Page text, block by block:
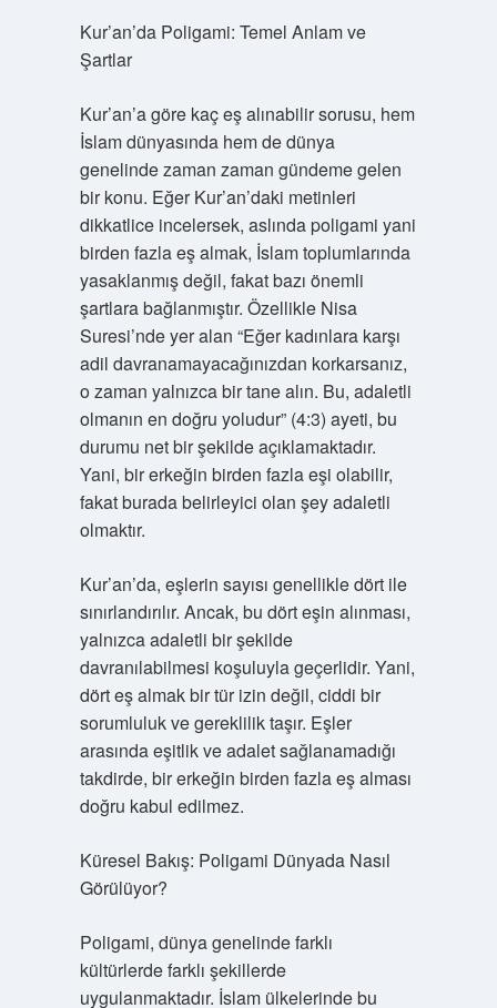
Kur’an’da Poligami: Temel Anlam ve
Şartlar
Kur’an’a göre kaç eş alınabilir sorusu, hem
İslam dünyasında hem de dünya
genelinde zaman zaman gündeme gelen
bir konu. Eğer Kur’an’daki metinleri
dikkatlice incelersek, aslında poligami yani
birden fazla eş almak, İslam toplumlarında
yasaklanmış değil, fakat bazı önemli
şartlara bağlanmıştır. Özellikle Nisa
Suresi’nde yer alan “Eğer kadınlara karşı
adil davranamayacağınızdan korkarsanız,
o zaman yalnızca bir tane alın. Bu, adaletli
olmanın en doğru yoludur” (4:3) ayeti, bu
durumu net bir şekilde açıklamaktadır.
Yani, bir erkeğin birden fazla eşi olabilir,
fakat burada belirleyici olan şey adaletli
olmaktır.
Kur’an’da, eşlerin sayısı genellikle dört ile
sınırlandırılır. Ancak, bu dört eşin alınması,
yalnızca adaletli bir şekilde
davranılabilmesi koşuluyla geçerlidir. Yani,
dört eş almak bir tür izin değil, ciddi bir
sorumluluk ve gereklilik taşır. Eşler
arasında eşitlik ve adalet sağlanamadığı
takdirde, bir erkeğin birden fazla eş alması
doğru kabul edilmez.
Küresel Bakış: Poligami Dünyada Nasıl
Görülüyor?
Poligami, dünya genelinde farklı
kültürlerde farklı şekillerde
uygulanmaktadır. İslam ülkelerinde bu